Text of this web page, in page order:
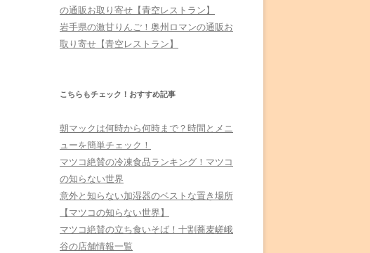
の通販お取り寄せ【青空レストラン】
岩手県の激甘りんご！奥州ロマンの通販お
取り寄せ【青空レストラン】
こちらもチェック！おすすめ記事
朝マックは何時から何時まで？時間とメニ
ューを簡単チェック！
マツコ絶賛の冷凍食品ランキング！マツコ
の知らない世界
意外と知らない加湿器のベストな置き場所
【マツコの知らない世界】
マツコ絶賛の立ち食いそば！十割蕎麦嵯峨
谷の店舗情報一覧